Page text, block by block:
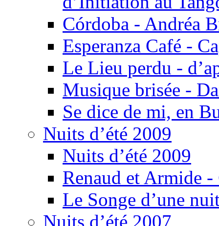
Córdoba - Andréa
Esperanza Café -
Le Lieu perdu -
Musique brisée -
Se dice de mi, en
Nuits d’été 2009
Nuits d’été 2009
Renaud et Armide -
Le Songe d’une
Nuits d’été 2007